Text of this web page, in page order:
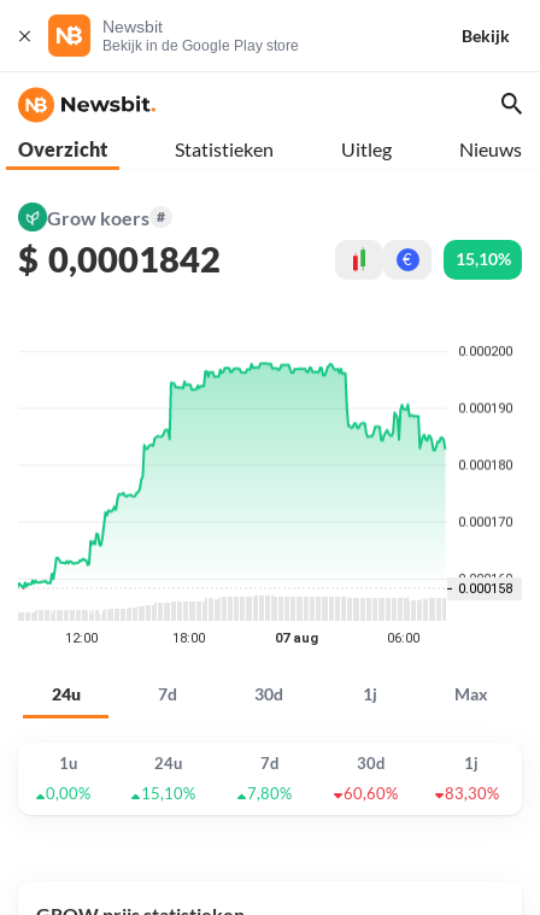
Newsbit
Bekijk in de Google Play store
Bekijk
Overzicht Statistieken Uitleg Nieuws
Grow koers #
$ 0,0001842 € 15,10%
24u 7d 30d 1j Max
1u 24u 7d 30d
1j
0,00%
15,10% 7,80% 60,60% 83,30%